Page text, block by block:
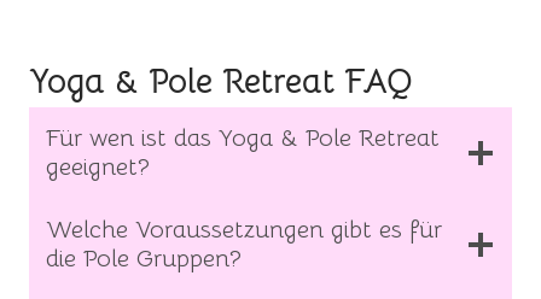
Yoga & Pole Retreat FAQ
Für wen ist das Yoga & Pole Retreat
geeignet?
Welche Voraussetzungen gibt es für
die Pole Gruppen?